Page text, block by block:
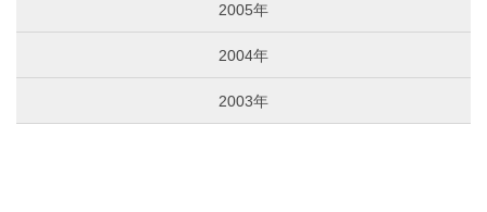
2005年
2004年
2003年